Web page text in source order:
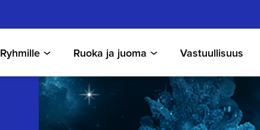
Ryhmille Ruoka ja juoma Vastuullisuus